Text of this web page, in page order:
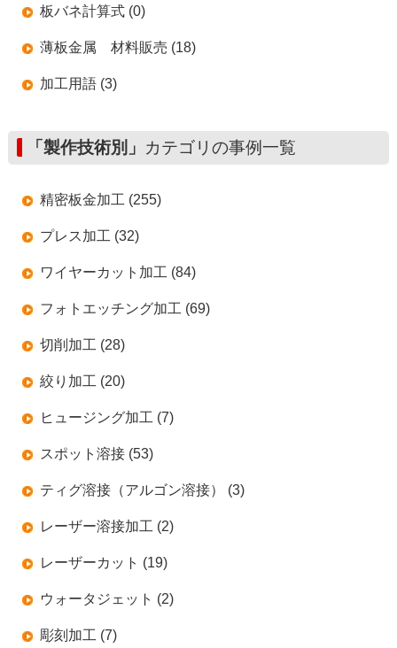
板バネ計算式 (0)
薄板金属 材料販売 (18)
加工用語 (3)
「製作技術別」 カテゴリの事例一覧
精密板金加工 (255)
プレス加工 (32)
ワイヤーカット加工 (84)
フォトエッチング加工 (69)
切削加工 (28)
絞り加工 (20)
ヒュージング加工 (7)
スポット溶接 (53)
ティグ溶接（アルゴン溶接） (3)
レーザー溶接加工 (2)
レーザーカット (19)
ウォータジェット (2)
彫刻加工 (7)